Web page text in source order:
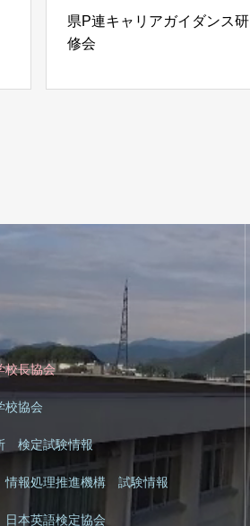
県P連キャリアガイダンス研
修会
校長協会
校協会
検定試験情報
報処理推進機構 試験情報
本英語検定協会